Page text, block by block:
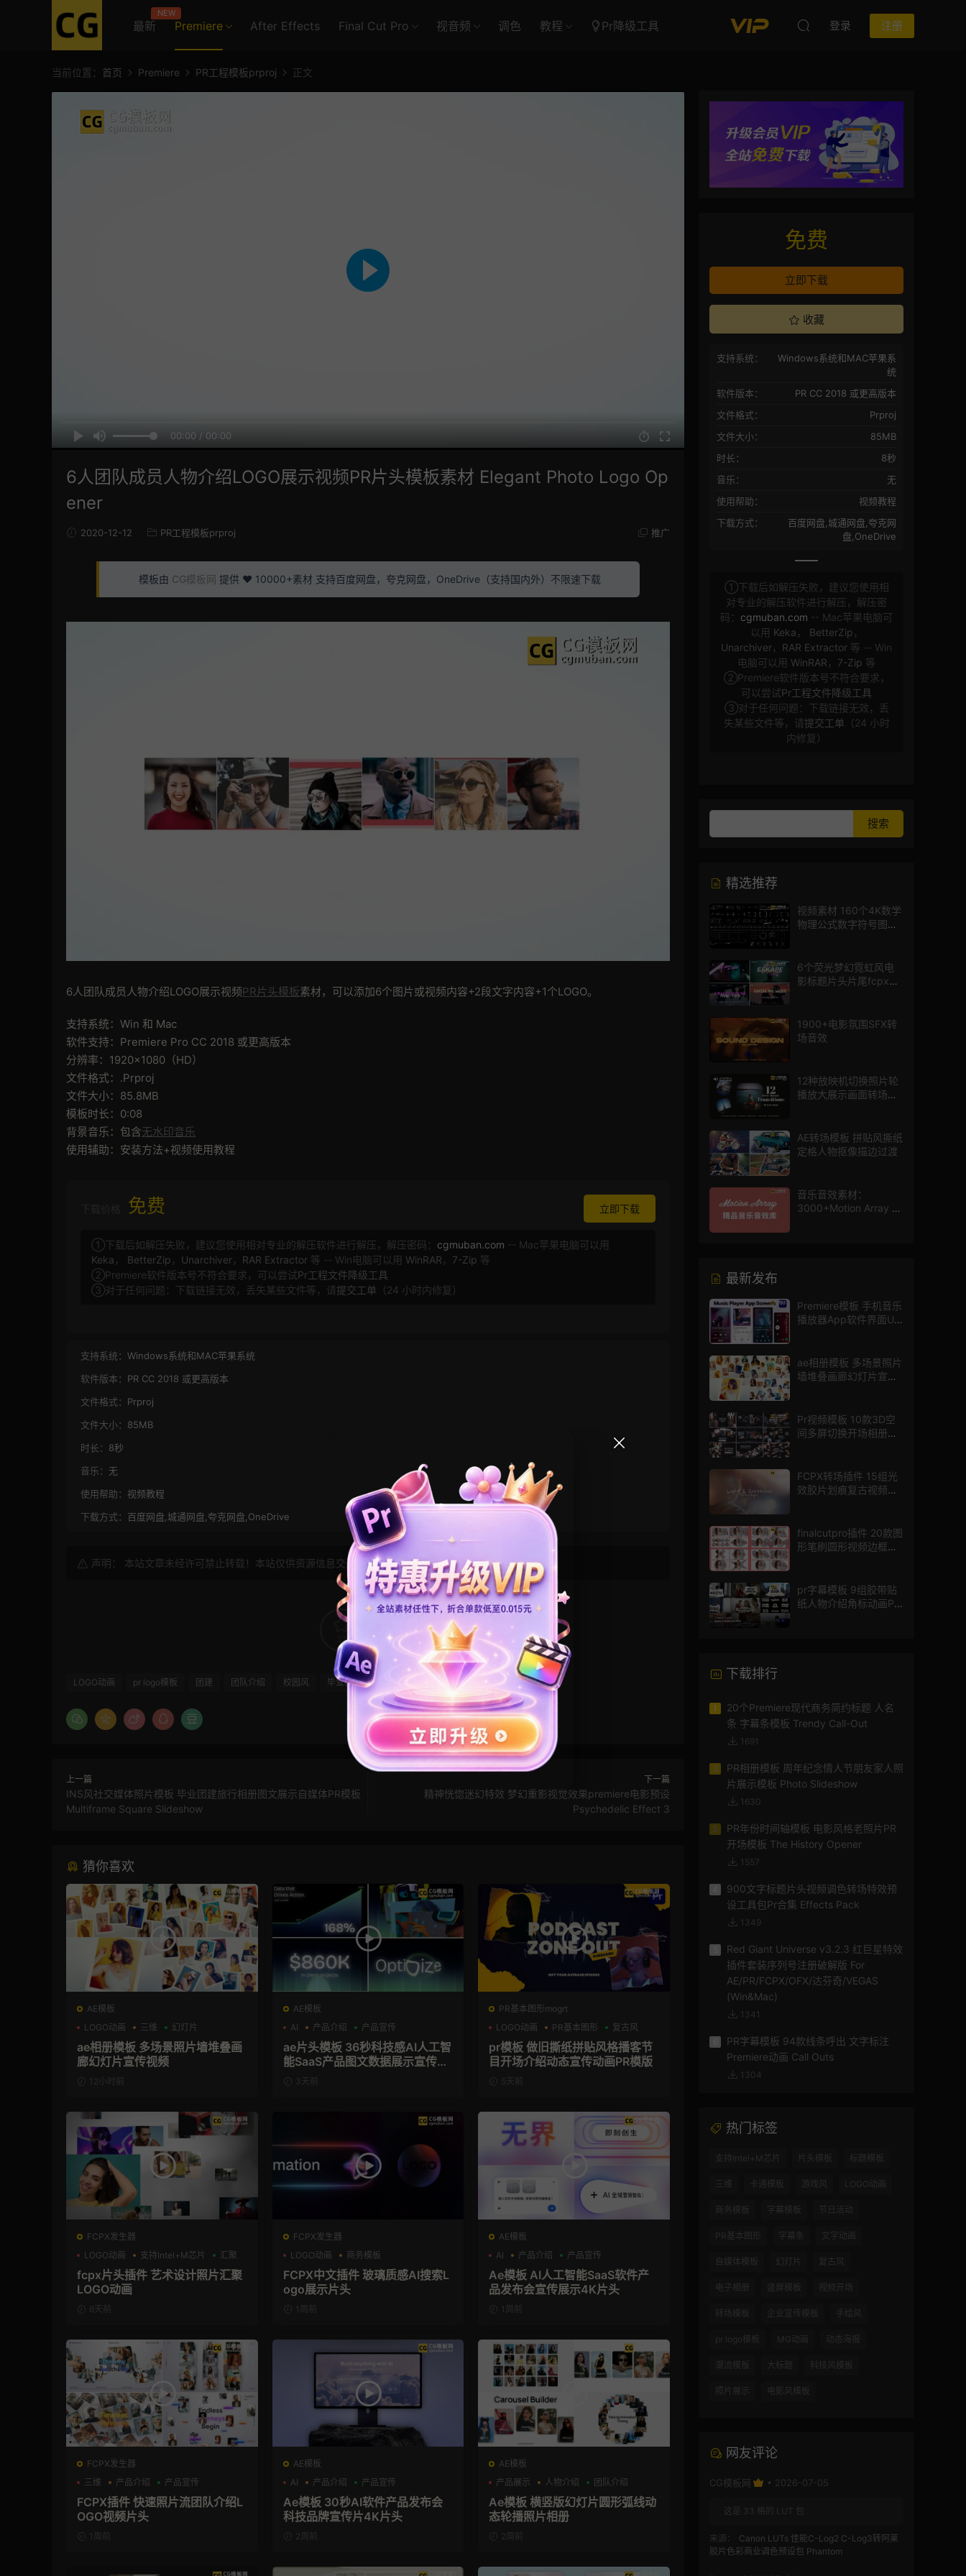
最新
NEW
Premiere After Effects Final Cut Pro 视音频 调色 教程 Pr降级工具 登录 注册
当前位置： 首页 Premiere PR工程模板prproj 正文
00:00 / 00:00
6人团队成员人物介绍LOGO展示视频PR片头模板素材 Elegant Photo Logo Op
ener
2020-12-12 PR工程模板prproj 推广
模板由 CG模板网 提供 ❤️ 10000+素材 支持百度网盘，夸克网盘，OneDrive（支持国内外）不限速下载
6人团队成员人物介绍LOGO展示视频PR片头模板素材，可以添加6个图片或视频内容+2段文字内容+1个LOGO。
支持系统：Win 和 Mac
软件支持：Premiere Pro CC 2018 或更高版本
分辨率：1920×1080（HD）
文件格式：.Prproj
文件大小：85.8MB
模板时长：0:08
背景音乐：包含无水印音乐
使用辅助：安装方法+视频使用教程
免费 立即下载
①下载后如解压失败，建议您使用相对专业的解压软件进行解压，解压密码： cgmuban.com -- Mac苹果电脑可以用
Keka ， BetterZip ， Unarchiver， RAR Extractor 等 -- Win电脑可以用 WinRAR ， 7-Zip 等
②Premiere软件版本号不符合要求，可以尝试Pr工程文件降级工具
③对于任何问题：下载链接无效，丢失某些文件等，请提交工单 （24 小时内修复）
支持系统： Windows系统和MAC苹果系统
软件版本： PR CC 2018 或更高版本
文件格式： Prproj
文件大小： 85MB
时长： 8秒
音乐： 无
使用帮助： 视频教程
下载方式： 百度网盘,城通网盘,夸克网盘,OneDrive
声明： 本站文章未经许可禁止转载！本站仅供资源信息交流学习， 版权说明点此了解！
32
LOGO动画 pr logo模板 团建 团队介绍 校园风 毕业模板 片头模板 自媒体模板
上一篇
INS风社交媒体照片模板 毕业团建旅行相册图文展示自媒体PR模板
Multiframe Square Slideshow
下一篇
精神恍惚迷幻特效 梦幻重影视觉效果premiere电影预设
Psychedelic Effect 3
猜你喜欢
AE模板
LOGO动画
三维 幻灯片
ae相册模板 多场景照片墙堆叠画
廊幻灯片宣传视频
12小时前
AE模板
AI
产品介绍 产品宣传
ae片头模板 36秒科技感AI人工智
能SaaS产品图文数据展示宣传视
频AE模板
3天前
PR基本图形mogrt
LOGO动画
PR基本图形 复古风
pr模板 做旧撕纸拼贴风格播客节
目开场介绍动态宣传动画PR模版
5天前
FCPX发生器
LOGO动画
支持Intel+M芯片 汇聚
fcpx片头插件 艺术设计照片汇聚
LOGO动画
6天前
FCPX发生器
LOGO动画
商务模板
支持Intel+M芯片
FCPX中文插件 玻璃质感AI搜索L
ogo展示片头
1周前
AE模板
AI
产品介绍 产品宣传
Ae模板 AI人工智能SaaS软件产
品发布会宣传展示4K片头
1周前
FCPX发生器
三维
产品介绍 产品宣传
FCPX插件 快速照片流团队介绍L
OGO视频片头
1周前
AE模板
AI
产品介绍 产品宣传
Ae模板 30秒AI软件产品发布会
科技品牌宣传片4K片头
2周前
AE模板
产品展示
人物介绍 团队介绍
Ae模板 横竖版幻灯片圆形弧线动
态轮播照片相册
2周前
免费
立即下载
收藏
支持系统：
Windows系统和MAC苹果系
统
软件版本：
PR CC 2018 或更高版本
文件格式：
Prproj
文件大小：
85MB
时长：
8秒
音乐：
无
使用帮助：
视频教程
下载方式：
百度网盘,城通网盘,夸克网
盘,OneDrive
①下载后如解压失败，建议您使用相
对专业的解压软件进行解压，解压密
码： cgmuban.com -- Mac苹果电脑可
以用 Keka ， BetterZip ，
Unarchiver， RAR Extractor 等 -- Win
电脑可以用 WinRAR ， 7-Zip 等
②Premiere软件版本号不符合要求，
可以尝试Pr工程文件降级工具
③对于任何问题：下载链接无效，丢
失某些文件等，请提交工单 （24 小时
内修复）
精选推荐
视频素材 160个4K数学
物理公式数字符号图标
6个荧光梦幻霓虹风电
影标题片头片尾fcpx插
1900+电影氛围SFX转
场音效
12种放映机切换照片轮
播放大展示画面转场动
AE转场模板 拼贴风撕纸
定格人物抠像描边过渡
音乐音效素材：
3000+Motion Array 影
最新发布
Premiere模板 手机音乐
播放器App软件界面UI
ae相册模板 多场景照片
墙堆叠画廊幻灯片宣传
Pr视频模板 10款3D空
间多屏切换开场相册视
FCPX转场插件 15组光
效胶片划痕复古视频过
finalcutpro插件 20款图
形笔刷圆形视频边框遮
pr字幕模板 9组胶带贴
纸人物介绍角标动画PR
下载排行
1
20个Premiere现代商务简约标题 人名
条 字幕条模板 Trendy Call-Out
1691
2
PR相册模板 周年纪念情人节朋友家人照
片展示模板 Photo Slideshow
1630
3
PR年份时间轴模板 电影风格老照片PR
开场模板 The History Opener
1557
900文字标题片头视频调色转场特效预
设工具包Pr合集 Effects Pack
1349
Red Giant Universe v3.2.3 红巨星特效
插件套装序列号注册破解版 For
AE/PR/FCPX/OFX/达芬奇/VEGAS
(Win&Mac)
1341
PR字幕模板 94款线条呼出 文字标注
Premiere动画 Call Outs
1304
热门标签
支持Intel+M芯片 片头模板 标题模板
三维 卡通模板 游戏风 LOGO动画
商务模板 字幕模板 节日活动
PR基本图形 字幕条 文字动画
自媒体模板 幻灯片 复古风
电子相册 竖屏模板 视频开场
转场模板 企业宣传模板 手绘风
pr logo模板 MG动画 动态海报
潮流模板 大标题 科技风模板
照片展示 电影风模板
网友评论
CG模板网 • 2026-07-05
这是 33 格的 LUT 包
来源：
Canon LUTs 佳能C-Log2 C-Log3转阿莱
胶片色彩商业调色预设包 Phantom